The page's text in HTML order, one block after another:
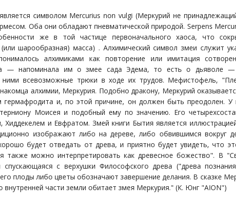
символом Mercurius non vulgi (Меркурий не
Оба они обладают пневматической природой. Serpens
же в той частице первоначального хаоса, что
(или шарообразная) масса) . Алхимический символ змеи служит
алхимиками как повторение или имитация
— напоминала им о змее сада Эдема, то есть о дьяволе —
всевозможные трюки в ходе их трудов. Мефистофель,
алхимии, Меркурия. Подобно дракону, Меркурий
гермафродита и, по этой причине, он должен быть преодолен. У
Моисея и подобный ему по значению. Его
и Евфратом. Змей книги Бытия является
изображают либо на дереве, либо обвившимся вокруг
будет отведать от древа, и приятно будет увидеть, что
также можно интерпретировать как древесное божество". В
с верхушки Философского древа ("древа
плоды либо цветы обозначают завершение делания. В сказке
внутренней части земли обитает змея Меркурия." (К. Юнг "AION")